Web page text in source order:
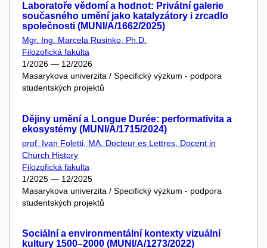
Laboratoře vědomí a hodnot: Privátní galerie
současného umění jako katalyzátory i zrcadlo
společnosti (MUNI/A/1662/2025)
Mgr. Ing. Marcela Rusinko, Ph.D.
Filozofická fakulta
1/2026 — 12/2026
Masarykova univerzita / Specifický výzkum - podpora
studentských projektů
Dějiny umění a Longue Durée: performativita a
ekosystémy (MUNI/A/1715/2024)
prof. Ivan Foletti, MA, Docteur es Lettres, Docent in
Church History
Filozofická fakulta
1/2025 — 12/2025
Masarykova univerzita / Specifický výzkum - podpora
studentských projektů
Sociální a environmentální kontexty vizuální
kultury 1500–2000 (MUNI/A/1273/2022)